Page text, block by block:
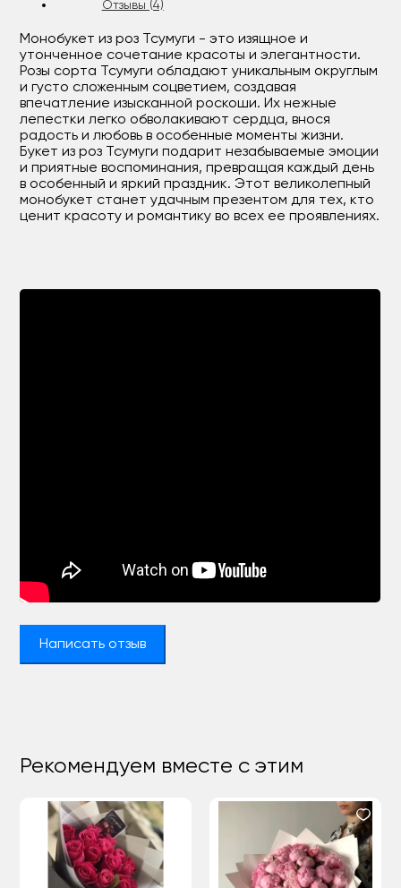
Отзывы (4)
Монобукет из роз Тсумуги - это изящное и
утонченное сочетание красоты и элегантности.
Розы сорта Тсумуги обладают уникальным округлым
и густо сложенным соцветием, создавая
впечатление изысканной роскоши. Их нежные
лепестки легко обволакивают сердца, внося
радость и любовь в особенные моменты жизни.
Букет из роз Тсумуги подарит незабываемые эмоции
и приятные воспоминания, превращая каждый день
в особенный и яркий праздник. Этот великолепный
монобукет станет удачным презентом для тех, кто
ценит красоту и романтику во всех ее проявлениях.
Написать отзыв
Рекомендуем вместе с этим